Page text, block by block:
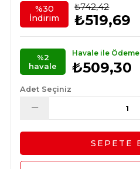
%30
İndirim
₺742,42
₺519,69
Havale ile Ödeme
₺509,30
%2
havale
Adet Seçiniz